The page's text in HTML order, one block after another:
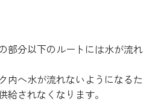
部分以下のルートには水が流れ
内へ水が流れないようになるた
給されなくなります。